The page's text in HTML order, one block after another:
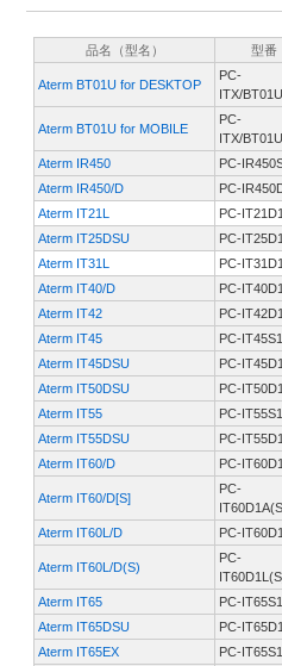
品名（型名） 型番
Aterm BT01U for DESKTOP
PC-
ITX/
Aterm BT01U for MOBILE
PC-
ITX/
Aterm IR450 PC-
Aterm IR450/D
PC-
Aterm IT21L
PC-
Aterm IT25DSU
PC-IT25D1
Aterm IT31L
PC-
Aterm IT40/D
PC-
Aterm IT42
PC-
Aterm IT45
PC-IT45S1
Aterm IT45DSU
PC-IT45D1
Aterm IT50DSU
PC-
Aterm IT55
PC-IT55S1
Aterm IT55DSU
PC-IT55D1
Aterm IT60/D
PC-
Aterm IT60/D[S]
PC-
Aterm IT60L/D PC-
Aterm IT60L/D(S)
PC-
Aterm IT65 PC-
Aterm IT65DSU
PC-
Aterm IT65EX
PC-